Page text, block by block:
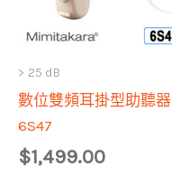
> 25 dB
數位雙頻耳掛型助聽器
6S47
$1,499.00